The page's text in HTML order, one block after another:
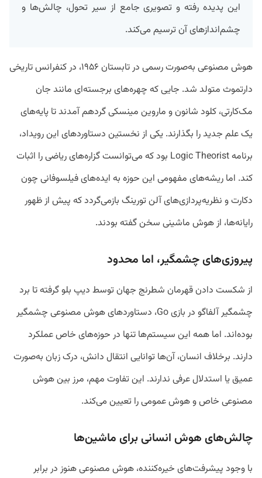
این پدیده رفته و تصویری جامع از سیر تحول، چالش‌ها و
چشم‌اندازهای آن ترسیم می‌کند.
هوش مصنوعی به‌صورت رسمی در تابستان ۱۹۵۶، در کنفرانس تاریخی
دارتموث متولد شد. جایی که چهره‌های برجسته‌ای مانند جان
مک‌کارتی، کلود شانون و ماروین مینسکی گردهم آمدند تا پایه‌های
یک علم جدید را بگذارند. یکی از نخستین دستاوردهای این رویداد،
برنامه Logic Theorist بود که می‌توانست گزاره‌های ریاضی را اثبات
کند. اما ریشه‌های مفهومی این حوزه به ایده‌های فیلسوفانی چون
دکارت و نظریه‌پردازی‌های آلن تورینگ بازمی‌گردد که پیش از ظهور
رایانه‌ها، از هوش ماشینی سخن گفته بودند.
پیروزی‌های چشمگیر، اما محدود
از شکست دادن قهرمان شطرنج جهان توسط دیپ بلو گرفته تا برد
چشمگیر آلفاگو در بازی Go، دستاوردهای هوش مصنوعی چشمگیر
بوده‌اند. اما همه این سیستم‌ها تنها در حوزه‌های خاص عملکرد
دارند. برخلاف انسان، آن‌ها توانایی انتقال دانش، درک زبان به‌صورت
عمیق یا استدلال عرفی ندارند. این تفاوت مهم، مرز بین هوش
مصنوعی خاص و هوش عمومی را تعیین می‌کند.
چالش‌های هوش انسانی برای ماشین‌ها
با وجود پیشرفت‌های خیره‌کننده، هوش مصنوعی هنوز در برابر